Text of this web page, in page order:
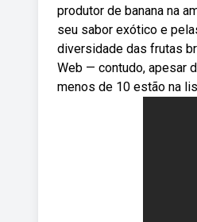
produtor de banana na
seu sabor exótico e
diversidade das frutas
Web — contudo, apesar
menos de 10 estão na